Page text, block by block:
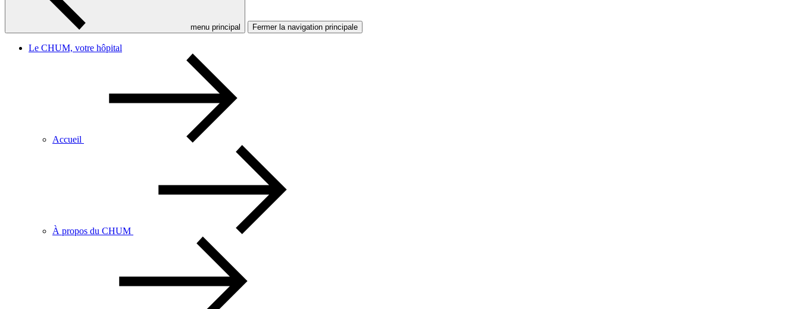
menu principal Fermer la navigation principale
Le CHUM, votre hôpital
Accueil
À propos du CHUM